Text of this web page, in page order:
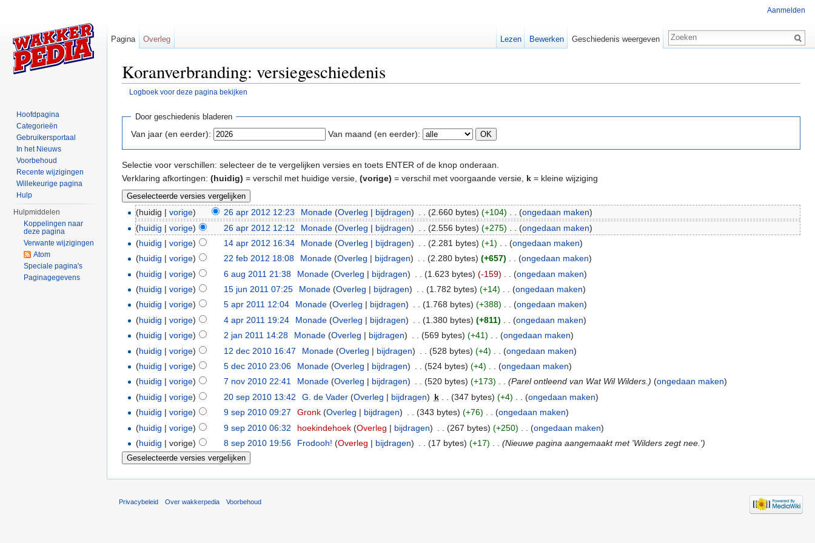
Koranverbranding: versiegeschiedenis
Logboek voor deze pagina bekijken
Door geschiedenis bladeren
Van jaar (en eerder): Van maand (en eerder):
Selectie voor verschillen: selecteer de te vergelijken versies en toets ENTER of de knop onderaan.
Verklaring afkortingen: (huidig) = verschil met huidige versie, (vorige) = verschil met voorgaande versie, k = kleine wijziging
(huidig |vorige) 26 apr 2012 12:23 Monade (Overleg | bijdragen) (2.660 bytes) (+104) (ongedaan maken)
(huidig |vorige) 26 apr 2012 12:12 Monade (Overleg | bijdragen) (2.556 bytes) (+275) (ongedaan maken)
(huidig |vorige) 14 apr 2012 16:34 Monade (Overleg | bijdragen) (2.281 bytes) (+1) (ongedaan maken)
(huidig |vorige) 22 feb 2012 18:08 Monade (Overleg | bijdragen) . . (2.280 bytes) (+657) . . (ongedaan maken)
(huidig |vorige) 6 aug 2011 21:38 Monade (Overleg | bijdragen) (1.623 bytes) (-159) (ongedaan maken)
(huidig |vorige) 15 jun 2011 07:25 Monade (Overleg | bijdragen) (1.782 bytes) (+14) (ongedaan maken)
(huidig |vorige) 5 apr 2011 12:04 Monade (Overleg | bijdragen) . . (1.768 bytes) (+388) . . (ongedaan maken)
(huidig |vorige) 4 apr 2011 19:24 Monade (Overleg | bijdragen) (1.380 bytes) (+811) (ongedaan maken)
(huidig |vorige) 2 jan 2011 14:28 Monade (Overleg | bijdragen) . . (569 bytes) (+41) . . (ongedaan maken)
(huidig |vorige) 12 dec 2010 16:47 Monade (Overleg | bijdragen) (528 bytes) (+4) (ongedaan maken)
(huidig |vorige) 5 dec 2010 23:06 Monade (Overleg | bijdragen) (524 bytes) (+4) (ongedaan maken)
(huidig |vorige) 7 nov 2010 22:41 Monade (Overleg | bijdragen) . . (520 bytes) (+173) . . (Parel ontleend van Wat Wil Wilders.) (ongedaan maken)
(huidig |vorige) 20 sep 2010 13:42 G. de Vader (Overleg | bijdragen) k (347 bytes) (+4) (ongedaan maken)
(huidig |vorige) 9 sep 2010 09:27 Gronk (Overleg | bijdragen) (343 bytes) (+76) (ongedaan maken)
(huidig |vorige) 9 sep 2010 06:32 hoekindehoek (Overleg | bijdragen) (267 bytes) (+250) (ongedaan maken)
(huidig | vorige) 8 sep 2010 19:56 Frodooh! (Overleg | bijdragen) (17 bytes) (+17) (Nieuwe pagina aangemaakt met 'Wilders zegt nee.')
Aanmelden
Pagina Overleg Lezen Bewerken Geschiedenis weergeven
Hoofdpagina
Categorieën
Gebruikersportaal
In het Nieuws
Voorbehoud
Recente wijzigingen
Willekeurige pagina
Hulp
Hulpmiddelen
Koppelingen naar
deze pagina
Verwante wijzigingen
Atom
Speciale pagina's
Paginagegevens
Privacybeleid Over wakkerpedia Voorbehoud